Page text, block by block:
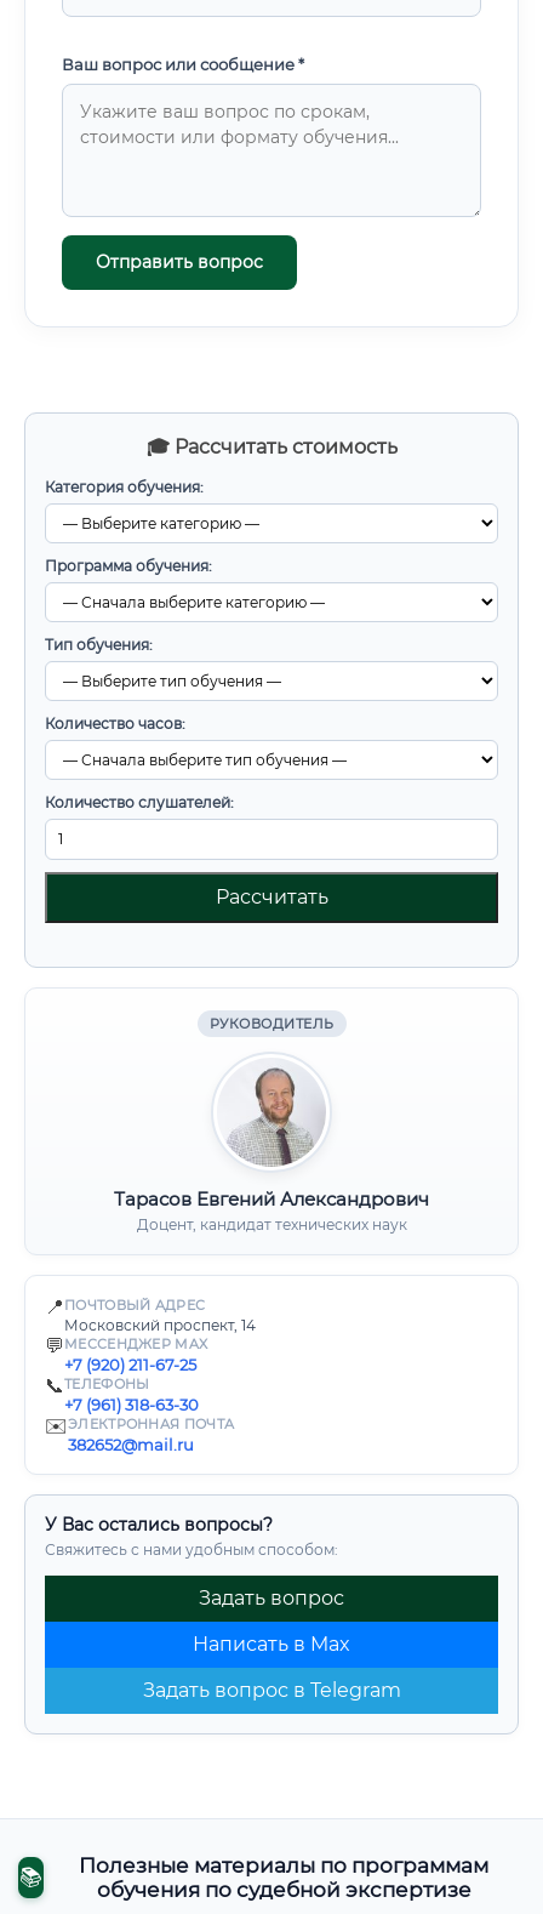
🎓 Рассчитать стоимость
Категория обучения:
Программа обучения:
Тип обучения:
Количество часов:
Количество слушателей:
Рассчитать
РУКОВОДИТЕЛЬ
Тарасов Евгений Александрович
Доцент, кандидат технических наук
📍 ПОЧТОВЫЙ АДРЕС
Московский проспект, 14
💬 МЕССЕНДЖЕР MAX
+7 (920) 211-67-25
📞ТЕЛЕФОНЫ
+7 (961) 318-63-30
✉️ЭЛЕКТРОННАЯ ПОЧТА
382652@mail.ru
У Вас остались вопросы?
Свяжитесь с нами удобным способом:
Задать вопрос
Написать в Max
Задать вопрос в Telegram
Ваш вопрос или сообщение *
Отправить вопрос
📚
Полезные материалы по программам
обучения по судебной экспертизе